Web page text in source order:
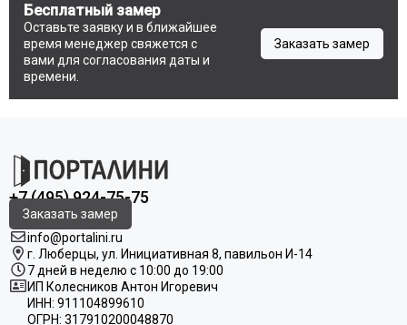
Бесплатный замер
Оставьте заявку и в ближайшее
время менеджер свяжется с
вами для согласования даты и
времени.
Заказать замер
+7 (495) 924-75-75
Заказать замер
info@portalini.ru
г. Люберцы, ул. Инициативная 8, павильон И-14
7 дней в неделю с 10:00 до 19:00
ИП Колесников Антон Игоревич
ИНН: 911104899610
ОГРН: 317910200048870